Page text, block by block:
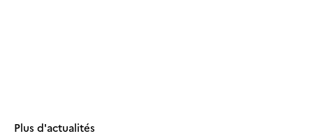
Plus d'actualités